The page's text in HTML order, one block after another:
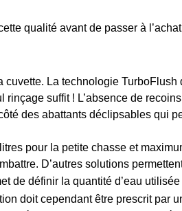
qualité avant de passer à
cuvette. La technologie
suffit ! L’absence de
des abattants déclipsables qui
pour la petite chasse et
D’autres solutions
de définir la quantité d’eau
doit cependant être prescrit par